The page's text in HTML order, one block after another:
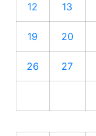
12 13
19 20
26 27